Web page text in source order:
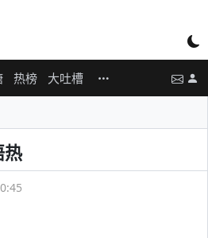
热榜 大吐槽
热